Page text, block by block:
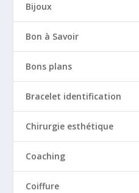
Bijoux
Bon à Savoir
Bons plans
Bracelet identification
Chirurgie esthétique
Coaching
Coiffure